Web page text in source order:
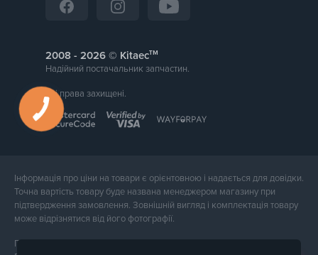
2008 - © Kitaecтм
Надійний постачальник запчастин.
Всі права захищені.
Інформація про ціни на товари є орієнтовною і надається для довідки.
Точна вартість товару буде названа менеджером магазину при
підтвердження замовлення. Зовнішній вигляд і комплектація товару
може відрізнятися від його фотографії.
Послуги надає ФОП Тюпа Петро Павлович, ІПН 2770105454.